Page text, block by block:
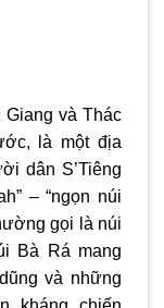
và Thác
là một địa
dân S’Tiêng
– “ngọn núi
gọi là núi
Bà Rá mang
và những